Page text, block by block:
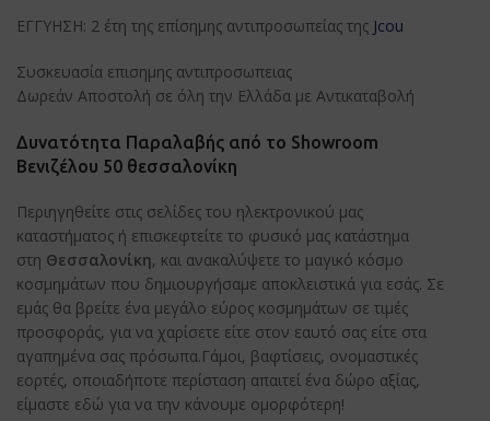
ΕΓΓΥΗΣΗ: 2 έτη της επίσημης αντιπροσωπείας της Jcou
Συσκευασία επισημης αντιπροσωπειας
Δωρεάν Αποστολή σε όλη την Ελλάδα με Αντικαταβολή
Δυνατότητα Παραλαβής από το Showroom
Βενιζέλου 50 θεσσαλονίκη
Περιηγηθείτε στις σελίδες του ηλεκτρονικού μας
καταστήματος ή επισκεφτείτε το φυσικό μας κατάστημα
στη Θεσσαλονίκη, και ανακαλύψετε το μαγικό κόσμο
κοσμημάτων που δημιουργήσαμε αποκλειστικά για εσάς. Σε
εμάς θα βρείτε ένα μεγάλο εύρος κοσμημάτων σε τιμές
προσφοράς, για να χαρίσετε είτε στον εαυτό σας είτε στα
αγαπημένα σας πρόσωπα.Γάμοι, βαφτίσεις, ονομαστικές
εορτές, οποιαδήποτε περίσταση απαιτεί ένα δώρο αξίας,
είμαστε εδώ για να την κάνουμε ομορφότερη!